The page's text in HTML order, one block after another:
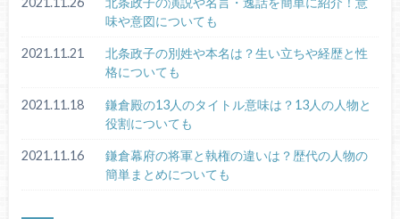
味や意図についても
2021.11.21
北条政子の別姓や本名は？生い立ちや経歴と性
格についても
2021.11.18
鎌倉殿の13人のタイトル意味は？13人の人物と
役割についても
2021.11.16
鎌倉幕府の将軍と執権の違いは？歴代の人物の
簡単まとめについても